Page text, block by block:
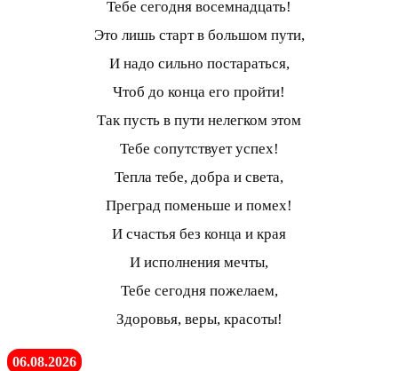
Тебе сегодня восемнадцать!
Это лишь старт в большом пути,
И надо сильно постараться,
Чтоб до конца его пройти!
Так пусть в пути нелегком этом
Тебе сопутствует успех!
Тепла тебе, добра и света,
Преград поменьше и помех!
И счастья без конца и края
И исполнения мечты,
Тебе сегодня пожелаем,
Здоровья, веры, красоты!
06.08.2026